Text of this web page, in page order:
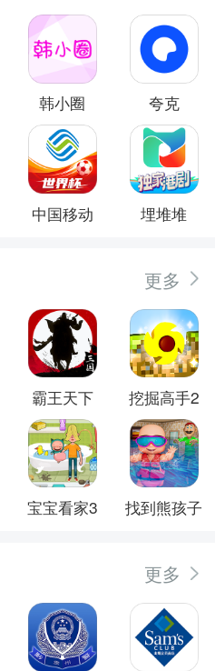
韩小圈 夸克
中国移动 埋堆堆
更多
霸王天下 挖掘高手2
宝宝看家3 找到熊孩子
更多